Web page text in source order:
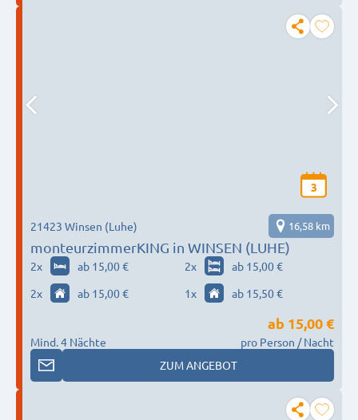
3
monteurzimmerKING in WINSEN (LUHE)
21423 Winsen (Luhe) 16,58 km
2x ab 15,00 € 2x
ab 15,00 €
2x ab 15,00 € 1x ab 15,50 €
Mind. 4 Nächte
ab 15,00 €
pro Person / Nacht
ZUM ANGEBOT